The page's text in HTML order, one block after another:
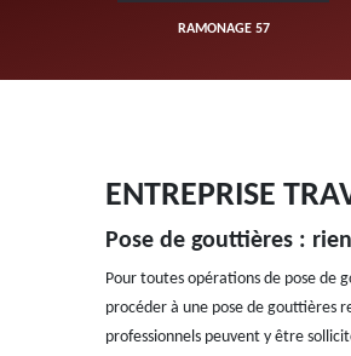
RAMONAGE 57
ENTREPRISE
Pose de gouttières :
Pour toutes opérations de pose de
procéder à une pose de gouttières
professionnels peuvent y être